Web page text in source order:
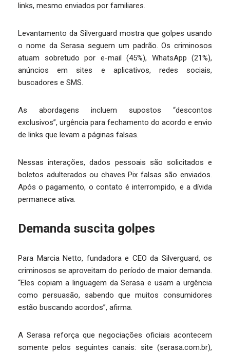
links, mesmo enviados por familiares.
Levantamento da Silverguard mostra que golpes usando
o nome da Serasa seguem um padrão. Os criminosos
atuam sobretudo por e-mail (45%), WhatsApp (21%),
anúncios em sites e aplicativos, redes sociais,
buscadores e SMS.
As abordagens incluem supostos “descontos
exclusivos”, urgência para fechamento do acordo e envio
de links que levam a páginas falsas.
Nessas interações, dados pessoais são solicitados e
boletos adulterados ou chaves Pix falsas são enviados.
Após o pagamento, o contato é interrompido, e a dívida
permanece ativa.
Demanda suscita golpes
Para Marcia Netto, fundadora e CEO da Silverguard, os
criminosos se aproveitam do período de maior demanda.
“Eles copiam a linguagem da Serasa e usam a urgência
como persuasão, sabendo que muitos consumidores
estão buscando acordos”, afirma.
A Serasa reforça que negociações oficiais acontecem
somente pelos seguintes canais: site (serasa.com.br),